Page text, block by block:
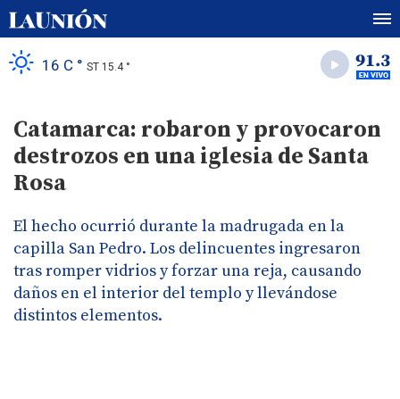
16 C ° ST 15.4 °
Catamarca: robaron y provocaron
destrozos en una iglesia de Santa
Rosa
El hecho ocurrió durante la madrugada en la
capilla San Pedro. Los delincuentes ingresaron
tras romper vidrios y forzar una reja, causando
daños en el interior del templo y llevándose
distintos elementos.